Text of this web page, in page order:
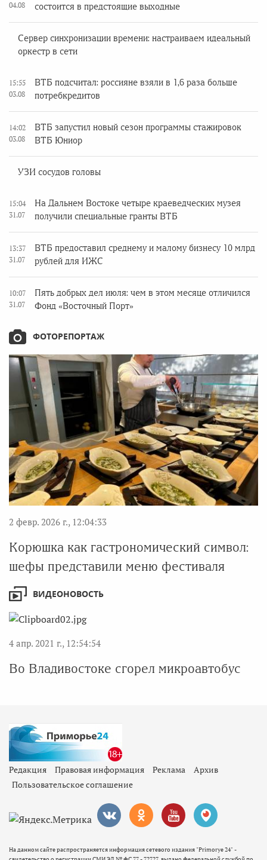
04.08
состоится в предстоящие выходные
Сервер синхронизации времени: настраиваем идеальный
оркестр в сети
15:55
03.08
ВТБ подсчитал: россияне взяли в 1,6 раза больше
потребкредитов
14:02
03.08
ВТБ запустил новый сезон программы стажировок
ВТБ Юниор
УЗИ сосудов головы
15:04
31.07
На Дальнем Востоке четыре краеведческих музея
получили специальные гранты ВТБ
13:37
31.07
ВТБ предоставил среднему и малому бизнесу 10 млрд
рублей для ИЖС
10:07
31.07
Пять добрых дел июля: чем в этом месяце отличился
Фонд «Восточный Порт»
ФОТОРЕПОРТАЖ
2 февр. 2026 г., 12:04:33
Корюшка как гастрономический символ:
шефы представили меню фестиваля
ВИДЕОНОВОСТЬ
4 апр. 2021 г., 12:54:54
Во Владивостоке сгорел микроавтобус
Редакция Правовая информация Реклама
Архив
Пользовательское соглашение
На данном сайте распространяется информация сетевого издания "Primorye 24" -